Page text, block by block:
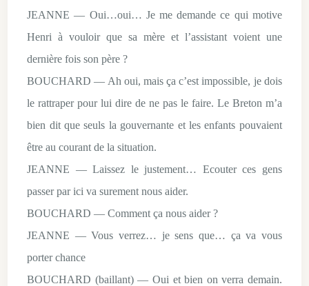
JEANNE — Oui…oui… Je me demande ce qui motive
Henri à vouloir que sa mère et l’assistant voient une
dernière fois son père ?
BOUCHARD — Ah oui, mais ça c’est impossible, je dois
le rattraper pour lui dire de ne pas le faire. Le Breton m’a
bien dit que seuls la gouvernante et les enfants pouvaient
être au courant de la situation.
JEANNE — Laissez le justement… Ecouter ces gens
passer par ici va surement nous aider.
BOUCHARD — Comment ça nous aider ?
JEANNE — Vous verrez… je sens que… ça va vous
porter chance
BOUCHARD (baillant) — Oui et bien on verra demain.